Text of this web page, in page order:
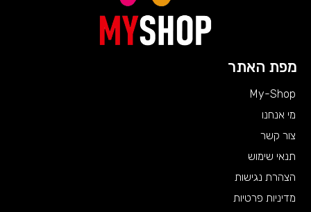
מפת האתר
My-Shop
מי אנחנו
צור קשר
תנאי שימוש
הצהרת נגישות
מדיניות פרטיות